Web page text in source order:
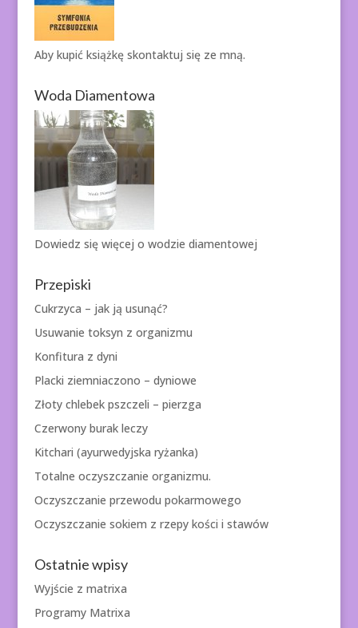
Aby kupić książkę skontaktuj się ze mną.
Woda Diamentowa
Dowiedz się więcej o wodzie diamentowej
Przepiski
Cukrzyca – jak ją usunąć?
Usuwanie toksyn z organizmu
Konfitura z dyni
Placki ziemniaczono – dyniowe
Złoty chlebek pszczeli – pierzga
Czerwony burak leczy
Kitchari (ayurwedyjska ryżanka)
Totalne oczyszczanie organizmu.
Oczyszczanie przewodu pokarmowego
Oczyszczanie sokiem z rzepy kości i stawów
Ostatnie wpisy
Wyjście z matrixa
Programy Matrixa